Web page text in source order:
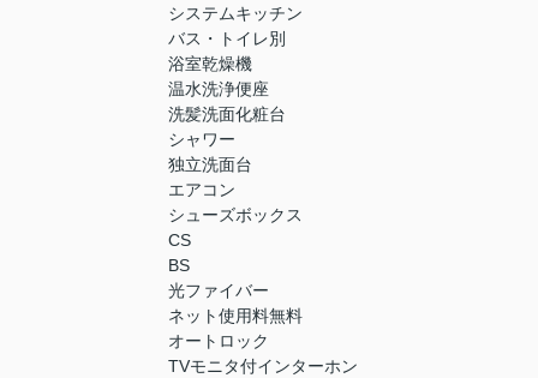
システムキッチン
バス・トイレ別
浴室乾燥機
温水洗浄便座
洗髪洗面化粧台
シャワー
独立洗面台
エアコン
シューズボックス
CS
BS
光ファイバー
ネット使用料無料
オートロック
TVモニタ付インターホン